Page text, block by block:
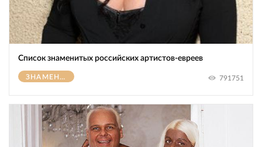
Список знаменитых российских артистов-евреев
ЗНАМЕНИТОСТИ 791751